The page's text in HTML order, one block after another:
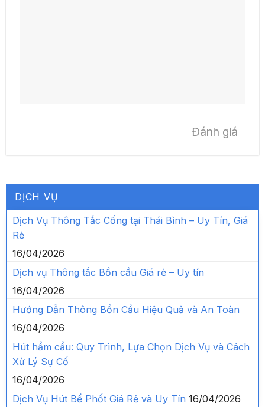
Đánh giá
DỊCH VỤ
Dịch Vụ Thông Tắc Cống tại Thái Bình – Uy Tín, Giá
Rẻ
16/04/2026
Dịch vụ Thông tắc Bồn cầu Giá rẻ – Uy tín
16/04/2026
Hướng Dẫn Thông Bồn Cầu Hiệu Quả và An Toàn
16/04/2026
Hút hầm cầu: Quy Trình, Lựa Chọn Dịch Vụ và Cách
Xử Lý Sự Cố
16/04/2026
Dịch Vụ Hút Bể Phốt Giá Rẻ và Uy Tín 16/04/2026